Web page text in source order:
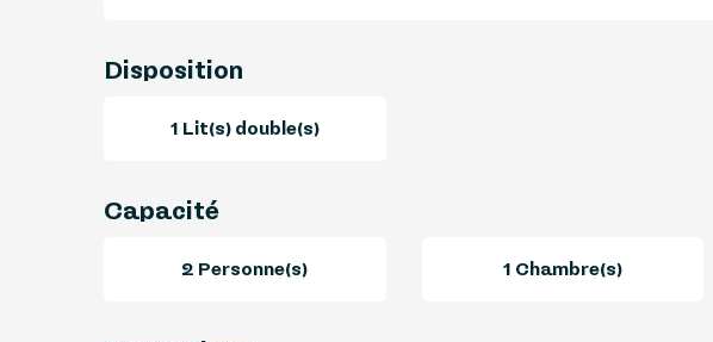
Disposition
1 Lit(s) double(s)
Capacité
2 Personne(s) 1 Chambre(s)